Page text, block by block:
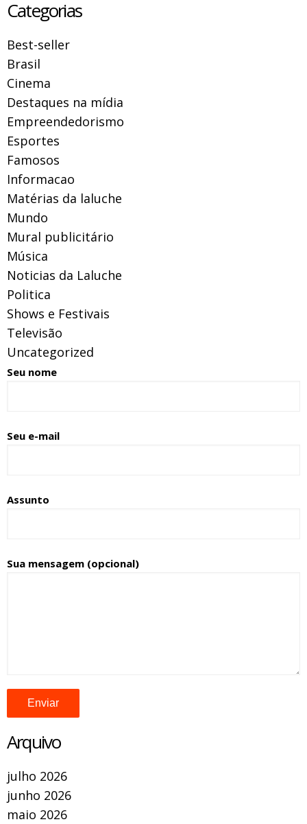
Categorias
Best-seller
Brasil
Cinema
Destaques na mídia
Empreendedorismo
Esportes
Famosos
Informacao
Matérias da laluche
Mundo
Mural publicitário
Música
Noticias da Laluche
Politica
Shows e Festivais
Televisão
Uncategorized
Seu nome
Seu e-mail
Assunto
Sua mensagem (opcional)
Arquivo
julho 2026
junho 2026
maio 2026